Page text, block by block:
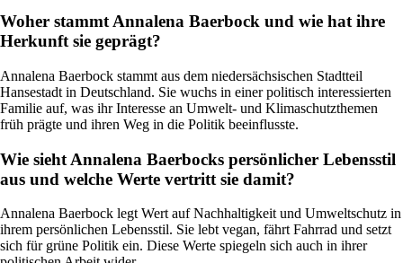
Woher stammt Annalena Baerbock und wie hat ihre
Herkunft sie geprägt?
Annalena Baerbock stammt aus dem niedersächsischen Stadtteil
Hansestadt in Deutschland. Sie wuchs in einer politisch interessierten
Familie auf, was ihr Interesse an Umwelt- und Klimaschutzthemen
früh prägte und ihren Weg in die Politik beeinflusste.
Wie sieht Annalena Baerbocks persönlicher Lebensstil
aus und welche Werte vertritt sie damit?
Annalena Baerbock legt Wert auf Nachhaltigkeit und Umweltschutz in
ihrem persönlichen Lebensstil. Sie lebt vegan, fährt Fahrrad und setzt
sich für grüne Politik ein. Diese Werte spiegeln sich auch in ihrer